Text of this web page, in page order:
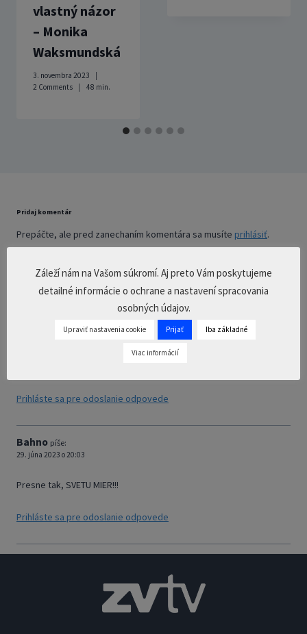
vlastný názor
– Monika
Waksmundská
3. novembra 2023
2 Comments
48 min.
Pridaj komentár
Prepáčte, ale pred zanechaním komentára sa musíte prihlásiť.
2 Comments
Jarmila Kralikova píše:
3. júla 2023 o 11:07
Prihláste sa pre odoslanie odpovede
Bahno píše:
29. júna 2023 o 20:03
Presne tak, SVETU MIER!!!
Prihláste sa pre odoslanie odpovede
Záleží nám na Vašom súkromí. Aj preto Vám poskytujeme
detailné informácie o ochrane a nastavení spracovania
osobných údajov.
Upraviť nastavenia cookie Prijať Iba základné
Viac informácií